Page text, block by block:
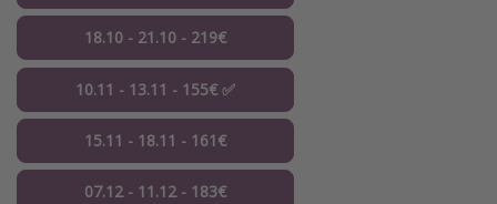
18.10 - 21.10 - 219€
10.11 - 13.11 - 155€ ✅
15.11 - 18.11 - 161€
07.12 - 11.12 - 183€